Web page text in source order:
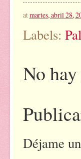
atmartes, abril 28,
Labels:
No
Déjame